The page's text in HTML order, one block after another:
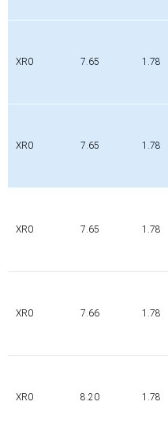
XR0 7.65 1.78
XR0 7.65 1.78
XR0 7.65 1.78
XR0 7.66 1.78
XR0 8.20 1.78